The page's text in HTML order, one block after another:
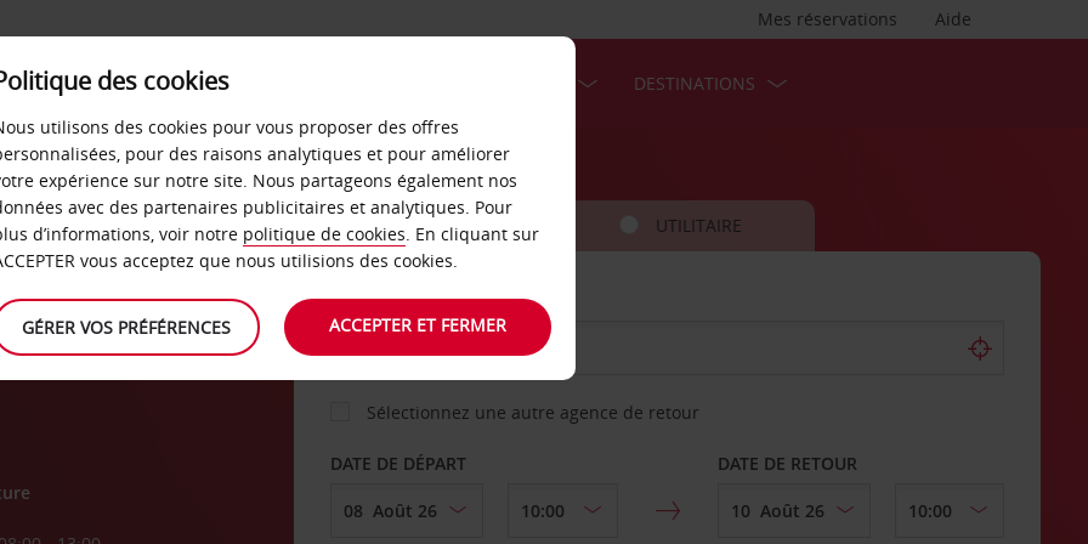
Aide
Mes réservations
LIBRE-SERVICE DESTINATIONS
VOITURE UTILITAIRE
AGENCE DE DÉPART
Sélectionnez une autre agence de retour
DATE DE DÉPART DATE DE RETOUR
des cookies
utilisons des cookies pour vous proposer des offres
pour des raisons analytiques et pour améliorer
expérience sur notre site. Nous partageons également nos
avec des partenaires publicitaires et analytiques. Pour
d’informations, voir notre politique de cookies. En cliquant sur
vous acceptez que nous utilisions des cookies.
GÉRER VOS PRÉFÉRENCES ACCEPTER ET FERMER